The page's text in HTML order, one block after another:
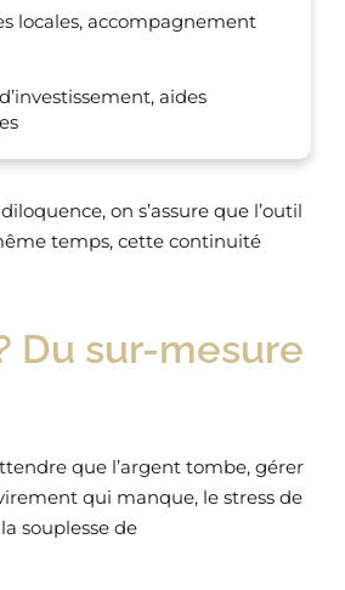
locales, accompagnement
aides
on s’assure que l’outil
temps, cette continuité
Du sur-mesure
que l’argent tombe, gérer
qui manque, le stress de
souplesse de